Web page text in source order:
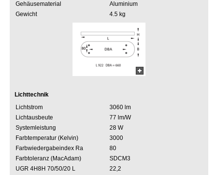
Gehäusematerial
Aluminium
Gewicht
4.5 kg
Lichttechnik
Lichtstrom
3060 lm
Lichtausbeute
77 lm/W
Systemleistung
28 W
Farbtemperatur (Kelvin)
3000
Farbwiedergabeindex Ra
80
Farbtoleranz (MacAdam)
SDCM3
UGR 4H8H 70/50/20 L
22,2